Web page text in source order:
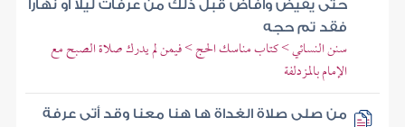
حتى يفيض وأفاض قبل ذلك من عرفات ليلا أو نهارا
فقد تم حجه
سنن النسائي > كتاب مناسك الحج > فيمن لم يدرك صلاة الصبح مع
الإمام بالمزدلفة
من صلى صلاة الغداة ها هنا معنا وقد أتى عرفة